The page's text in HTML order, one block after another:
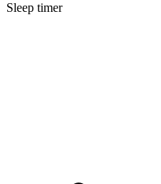
Sleep timer